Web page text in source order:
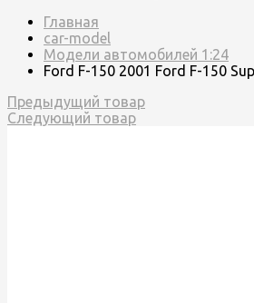
Главная
car-model
Модели автомобилей 1:24
Ford F-150 2001 Ford F-150
Предыдущий товар
Следующий товар